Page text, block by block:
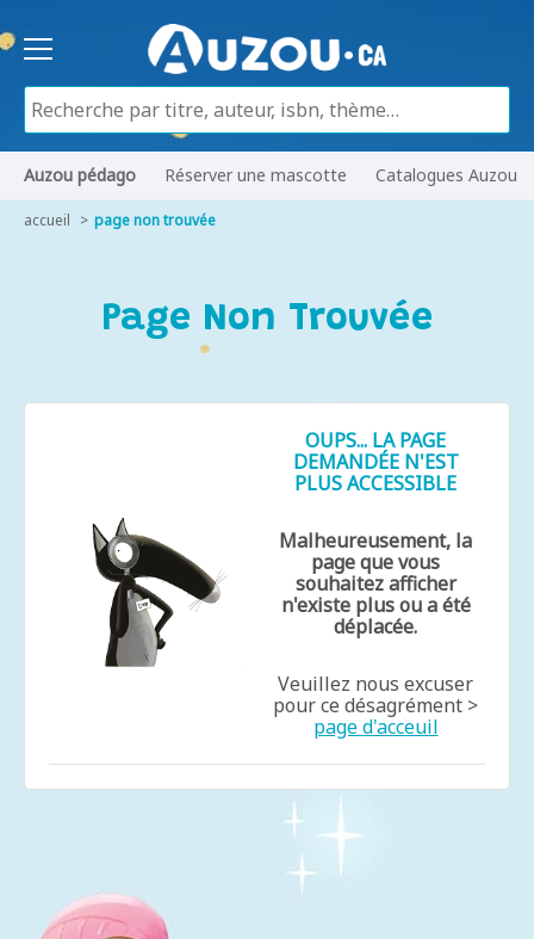
Auzou pédago Réserver une mascotte Catalogues Auzou
accueil page non trouvée
Page Non Trouvée
OUPS... LA PAGE
DEMANDÉE N'EST
PLUS ACCESSIBLE
Malheureusement, la
page que vous
souhaitez afficher
n'existe plus ou a été
déplacée.
Veuillez nous excuser
pour ce désagrément >
page d'acceuil